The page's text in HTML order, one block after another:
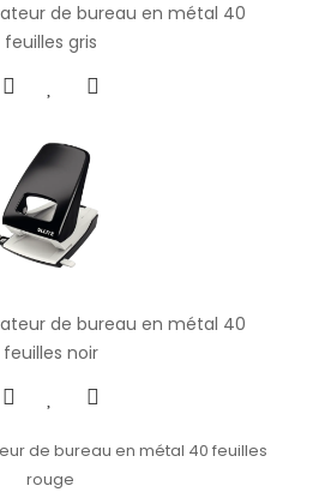
de bureau en métal 40
feuilles gris
de bureau en métal 40
feuilles noir